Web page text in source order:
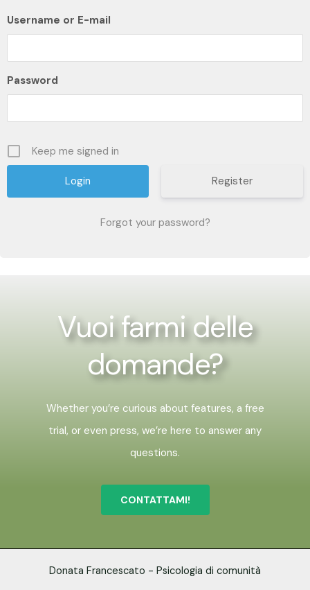
Username or E-mail
Password
Keep me signed in
Register
Forgot your password?
Vuoi farmi delle
domande?
Whether you’re curious about features, a free
trial, or even press, we’re here to answer any
questions.
CONTATTAMI!
Donata Francescato - Psicologia di comunità